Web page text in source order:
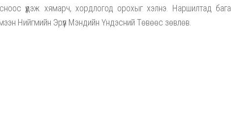
үүдэж хямарч, хордлогод орохыг хэлнэ. Наршилтад бага
Нийгмийн Эрүүл Мэндийн Үндэсний Төвөөс зөвлөв.